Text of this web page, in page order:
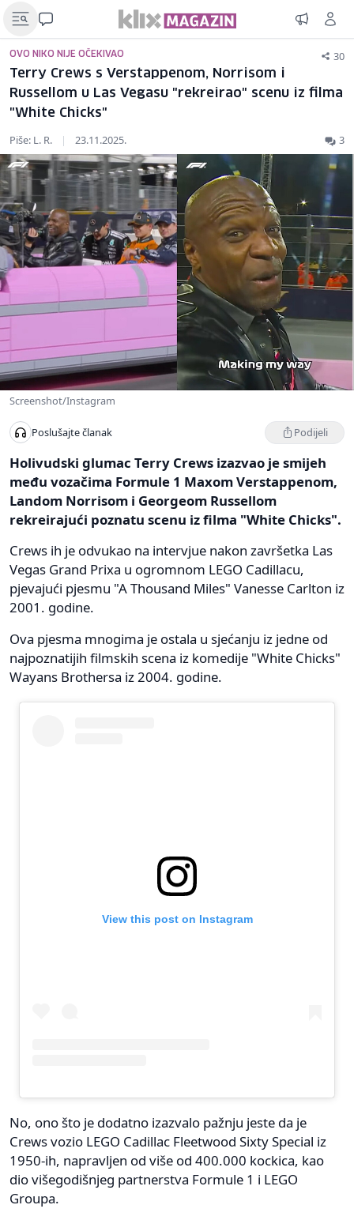
OVO NIKO NIJE OČEKIVAO 30
Terry Crews s Verstappenom, Norrisom i
Russellom u Las Vegasu "rekreirao" scenu iz filma
"White Chicks"
Piše: L. R. | 23.11.2025. 3
Screenshot/Instagram
Poslušajte članak Podijeli
Holivudski glumac Terry Crews izazvao je smijeh
među vozačima Formule 1 Maxom Verstappenom,
Landom Norrisom i Georgeom Russellom
rekreirajući poznatu scenu iz filma "White Chicks".
Crews ih je odvukao na intervjue nakon završetka Las
Vegas Grand Prixa u ogromnom LEGO Cadillacu,
pjevajući pjesmu "A Thousand Miles" Vanesse Carlton iz
2001. godine.
Ova pjesma mnogima je ostala u sjećanju iz jedne od
najpoznatijih filmskih scena iz komedije "White Chicks"
Wayans Brothersa iz 2004. godine.
View this post on Instagram
No, ono što je dodatno izazvalo pažnju jeste da je
Crews vozio LEGO Cadillac Fleetwood Sixty Special iz
1950-ih, napravljen od više od 400.000 kockica, kao
dio višegodišnjeg partnerstva Formule 1 i LEGO
Groupa.